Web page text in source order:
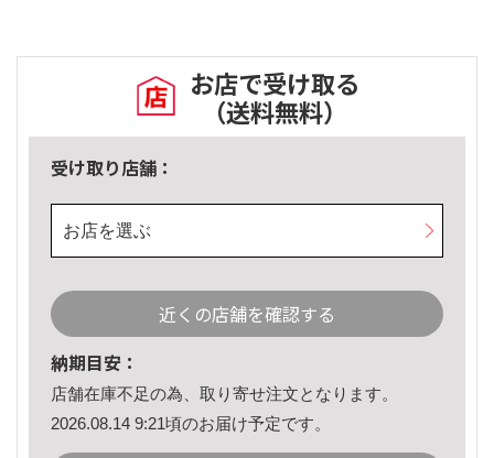
お店で受け取る
（送料無料）
受け取り店舗：
お店を選ぶ
近くの店舗を確認する
納期目安：
店舗在庫不足の為、取り寄せ注文となります。
2026.08.14 9:21頃のお届け予定です。